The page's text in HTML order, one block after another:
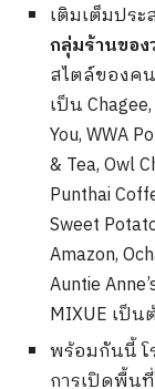
เติมเต็มปร
กลุ่มร้านของ
สไตล์ของค
เป็น
You, WWA
& Tea, Owl
Punthai
Sweet
Amazon,
Auntie
MIXUE เป็น
พร้อมกันนี้
การเปิดพื้น